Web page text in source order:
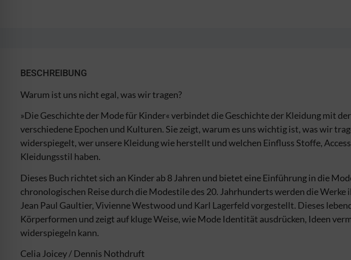
BESCHREIBUNG
Warum ist uns nicht egal, was wir tragen?
»Die Geschichte der Mode für Kinder« verbindet die Geschichte der Kleidung mit
verschiedene Epochen und Kulturen. Sie zeigt, warum es uns wichtig ist, was wir
widerspiegelt, wer unsere Kleidung wie herstellt und welchen Einfluss Stoffe,
Kleidungsstil haben.
Dieses Buch richtet sich an Kinder ab 8 Jahren und bietet eine Einführung in die
chronologischen Reise durch die Modestile des 20. Jahrhunderts werden die
Jean Paul Gaultier, Vivienne Westwood und Karl Lagerfeld vorgestellt. Dieses
Körperformen und zeigt auf kluge Weise, wie Mode Identität ausdrücken, Ideen
widerspiegeln kann.
Celia Joicey / Dennis Nothdruft